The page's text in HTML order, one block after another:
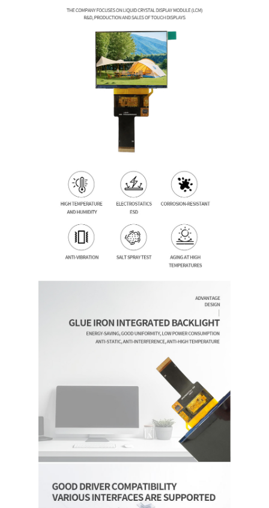
Fabriekstocht
Kwaliteitscontrole
Neem contact met ons op